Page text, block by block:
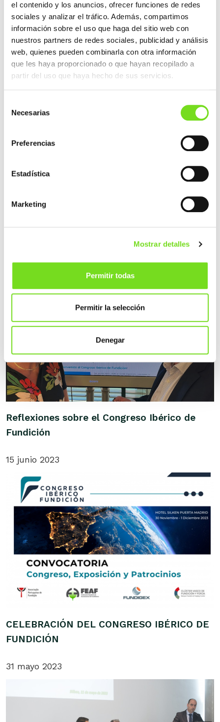
el contenido y los anuncios, ofrecer funciones de redes
sociales y analizar el tráfico. Además, compartimos
información sobre el uso que haga del sitio web con
nuestros partners de redes sociales, publicidad y análisis
web, quienes pueden combinarla con otra información
que les haya proporcionado o que hayan recopilado a
partir del uso que haya hecho de sus servicios.
Necesarias
Preferencias
Estadística
Marketing
Mostrar detalles
Permitir todas
Permitir la selección
Denegar
Objetivos de Desarrollo Sostenible (ODS). 17
objetivos para transformar nuestro mundo.
21 diciembre 2023
Celebrado el Congreso Ibérico de Fundición
Reflexiones sobre el Congreso Ibérico de
Fundición
15 junio 2023
CELEBRACIÓN DEL CONGRESO IBÉRICO DE
FUNDICIÓN
31 mayo 2023